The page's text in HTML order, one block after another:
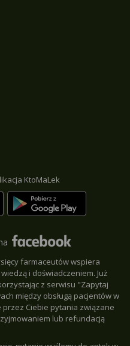
KtoMaLek
farmaceutów wspiera
i doświadczeniem. Już
z serwisu "Zapytaj
między obsługą pacjentów w
Ciebie pytania związane
lub refundacją